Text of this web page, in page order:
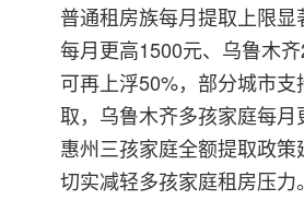
普通租房族每月提取上限
每月更高1500元、乌鲁木
可再上浮50%，部分城市
取，乌鲁木齐多孩家庭每月
惠州三孩家庭全额提取政策
切实减轻多孩家庭租房压力。